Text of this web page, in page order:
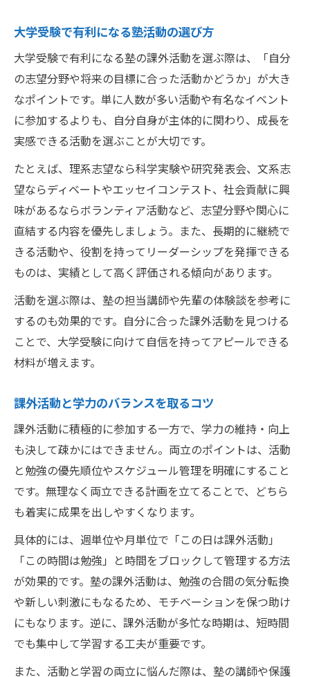
大学受験で有利になる塾活動の選び方
大学受験で有利になる塾の課外活動を選ぶ際は、「自分
の志望分野や将来の目標に合った活動かどうか」が大き
なポイントです。単に人数が多い活動や有名なイベント
に参加するよりも、自分自身が主体的に関わり、成長を
実感できる活動を選ぶことが大切です。
たとえば、理系志望なら科学実験や研究発表会、文系志
望ならディベートやエッセイコンテスト、社会貢献に興
味があるならボランティア活動など、志望分野や関心に
直結する内容を優先しましょう。また、長期的に継続で
きる活動や、役割を持ってリーダーシップを発揮できる
ものは、実績として高く評価される傾向があります。
活動を選ぶ際は、塾の担当講師や先輩の体験談を参考に
するのも効果的です。自分に合った課外活動を見つける
ことで、大学受験に向けて自信を持ってアピールできる
材料が増えます。
課外活動と学力のバランスを取るコツ
課外活動に積極的に参加する一方で、学力の維持・向上
も決して疎かにはできません。両立のポイントは、活動
と勉強の優先順位やスケジュール管理を明確にすること
です。無理なく両立できる計画を立てることで、どちら
も着実に成果を出しやすくなります。
具体的には、週単位や月単位で「この日は課外活動」
「この時間は勉強」と時間をブロックして管理する方法
が効果的です。塾の課外活動は、勉強の合間の気分転換
や新しい刺激にもなるため、モチベーションを保つ助け
にもなります。逆に、課外活動が多忙な時期は、短時間
でも集中して学習する工夫が重要です。
また、活動と学習の両立に悩んだ際は、塾の講師や保護